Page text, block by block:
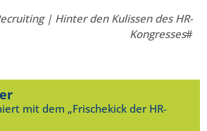
| Hinter den Kulissen des HR-
Kongresses#
mit dem „Frischekick der HR-